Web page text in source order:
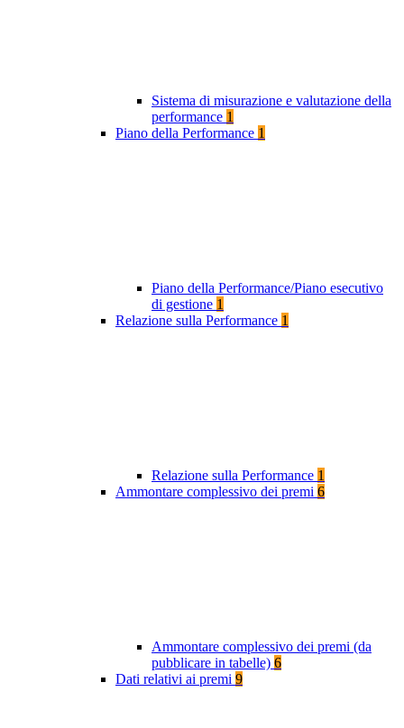
Sistema di misurazione e valutazione della
performance 1
Piano della Performance 1
Piano della Performance/Piano esecutivo
di gestione 1
Relazione sulla Performance 1
Relazione sulla Performance 1
Ammontare complessivo dei premi 6
Ammontare complessivo dei premi (da
pubblicare in tabelle) 6
Dati relativi ai premi 9